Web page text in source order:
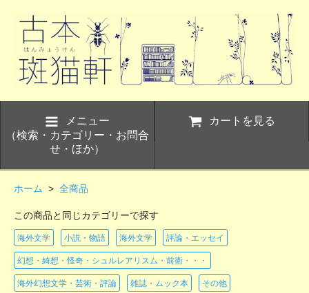
メニュー
（検索・カテゴリー・お問合
せ・ほか）
カートを見る
ホーム > 全商品
この商品と同じカテゴリーで探す
海外文学 小説・物語 海外文学 評論・エッセイ
幻想・綺想・怪奇・シュルレアリスム・前衛・・・
海外幻想文学・芸術・評論 雑誌・ムック本 その他